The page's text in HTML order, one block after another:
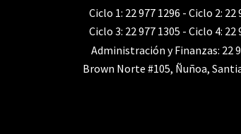
Ciclo 1: 22 977 1296 - Ciclo 2: 22
Ciclo 3: 22 977 1305 - Ciclo 4: 22
Administración y Finanzas: 22
Brown Norte #105, Ñuñoa,